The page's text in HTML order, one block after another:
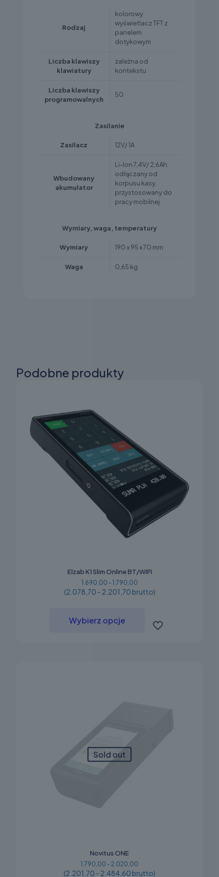
Rodzaj
kolorowy
wyświetlacz TFT z
panelem
dotykowym
Liczba klawiszy
klawiatury
zależna od
kontekstu
Liczba klawiszy
programowalnych
50
Zasilanie
Zasilacz 12V/ 1A
Wbudowany
akumulator
Li-Ion 7,4V/ 2,6Ah,
odłączany od
korpusu kasy,
przystosowany do
pracy mobilnej
Wymiary, waga, temperatury
Wymiary 190 x 95 x 70 mm
Waga 0,65 kg
Podobne produkty
Elzab K1 Slim Online BT/WIFI
1.690,00 - 1.790,00
(2.078,70 - 2.201,70 brutto)
Wybierz opcje
ma
wiele
Sold out
Novitus ONE
1.790,00 - 2.020,00
(2.201,70 - 2.484,60 brutto)